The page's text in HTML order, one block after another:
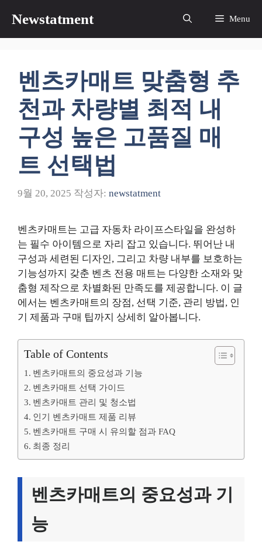
츠
Newstatment Menu
벤츠카매트 맞춤형 추
천과 차량별 최적 내
구성 높은 고품질 매
트 선택법
9월 20, 2025 작성자: newstatment
벤츠카매트는 고급 자동차 라이프스타일을 완성하
는 필수 아이템으로 자리 잡고 있습니다. 뛰어난 내
구성과 세련된 디자인, 그리고 차량 내부를 보호하는
기능성까지 갖춘 벤츠 전용 매트는 다양한 소재와 맞
춤형 제작으로 차별화된 만족도를 제공합니다. 이 글
에서는 벤츠카매트의 장점, 선택 기준, 관리 방법, 인
기 제품과 구매 팁까지 상세히 알아봅니다.
Table of Contents
벤츠카매트의 중요성과 기능
벤츠카매트 선택 가이드
벤츠카매트 관리 및 청소법
인기 벤츠카매트 제품 리뷰
벤츠카매트 구매 시 유의할 점과 FAQ
최종 정리
벤츠카매트의 중요성과 기
능